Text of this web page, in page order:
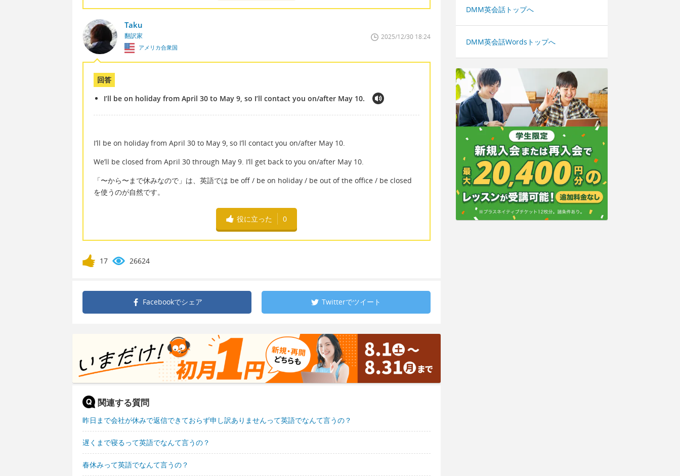
Taku
翻訳家
アメリカ合衆国
2025/12/30 18:24
回答
I’ll be on holiday from April 30 to May 9, so I’ll contact you on/after May 10.
I’ll be on holiday from April 30 to May 9, so I’ll contact you on/after May 10.
We’ll be closed from April 30 through May 9. I’ll get back to you on/after May 10.
「〜から〜まで休みなので」は、英語では be off / be on holiday / be out of the office / be closed
を使うのが自然です。
役に立った 0
17 26624
Facebookでシェア Twitterでツイート
関連する質問
昨日まで会社が休みで返信できておらず申し訳ありませんって英語でなんて言うの？
遅くまで寝るって英語でなんて言うの？
春休みって英語でなんて言うの？
DMM英会話トップへ
DMM英会話Wordsトップへ